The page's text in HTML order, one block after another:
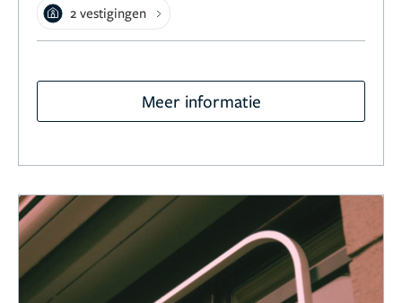
2 vestigingen
Meer informatie